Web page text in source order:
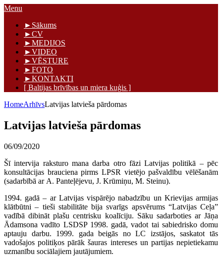
Skip
content
Māris Graudiņš
Menu
►Sākums
►CV
►MEDIJOS
►VIDEO
►VĒSTURE
►FOTO
►KONTAKTI
[ Baltijas brīvības un miera kuģis ]
HomeArhīvsLatvijas latvieša pārdomas
Latvijas latvieša pārdomas
06/09/2020
Šī intervija raksturo mana darba otro fāzi Latvijas politikā – pēc
konsultācijas brauciena pirms LPSR vietējo pašvaldību vēlēšanām
(sadarbībā ar A. Panteļējevu, J. Krūmiņu, M. Steinu).
1994. gadā – ar Latvijas vispārējo nabadzību un Krievijas armijas
klātbūtni – tieši stabilitāte bija svarīgs apsvērums “Latvijas Ceļa”
vadībā dibināt plašu centrisku koalīciju. Sāku sadarboties ar Jāņa
Ādamsona vadīto LSDSP 1998. gadā, vadot tai sabiedrisko domu
aptauju darbu. 1999. gada beigās no LC izstājos, saskatot tās
vadošajos politiķos pārāk šauras intereses un partijas nepietiekamu
uzmanību sociālajiem jautājumiem.